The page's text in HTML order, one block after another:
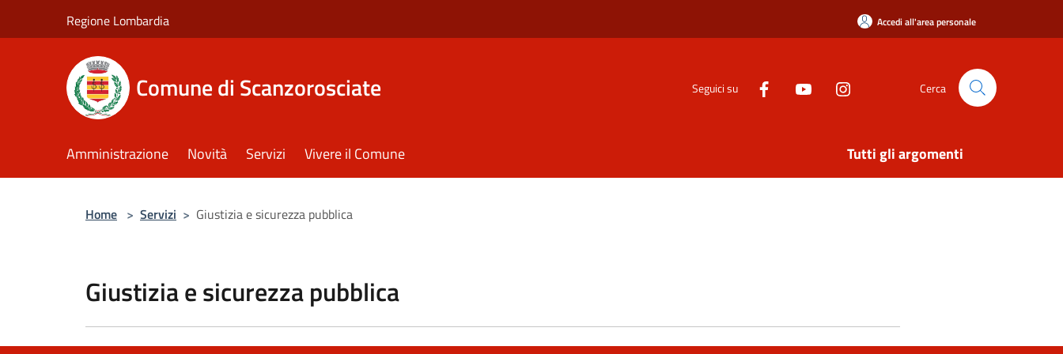
Regione Lombardia Accedi all'area personale
Comune di Scanzorosciate Seguici su Cerca
Amministrazione Novità Servizi Vivere il Comune Tutti gli argomenti
Home > Servizi > Giustizia e sicurezza pubblica
Giustizia e sicurezza pubblica